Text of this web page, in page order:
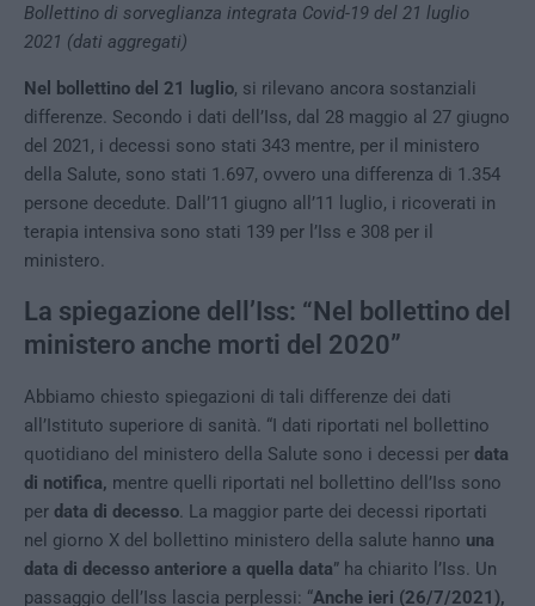
Bollettino di sorveglianza integrata Covid-19 del 21 luglio
2021 (dati aggregati)
Nel bollettino del 21 luglio, si rilevano ancora sostanziali
differenze. Secondo i dati dell’Iss, dal 28 maggio al 27 giugno
del 2021, i decessi sono stati 343 mentre, per il ministero
della Salute, sono stati 1.697, ovvero una differenza di 1.354
persone decedute. Dall’11 giugno all’11 luglio, i ricoverati in
terapia intensiva sono stati 139 per l’Iss e 308 per il
ministero.
La spiegazione dell’Iss: “Nel bollettino del
ministero anche morti del 2020”
Abbiamo chiesto spiegazioni di tali differenze dei dati
all’Istituto superiore di sanità. “I dati riportati nel bollettino
quotidiano del ministero della Salute sono i decessi per data
di notifica, mentre quelli riportati nel bollettino dell’Iss sono
per data di decesso. La maggior parte dei decessi riportati
nel giorno X del bollettino ministero della salute hanno una
data di decesso anteriore a quella data” ha chiarito l’Iss. Un
passaggio dell’Iss lascia perplessi: “Anche ieri (26/7/2021),